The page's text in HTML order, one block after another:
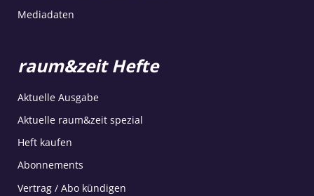
Mediadaten
raum&zeit Hefte
Aktuelle Ausgabe
Aktuelle raum&zeit spezial
Heft kaufen
Abonnements
Vertrag / Abo kündigen